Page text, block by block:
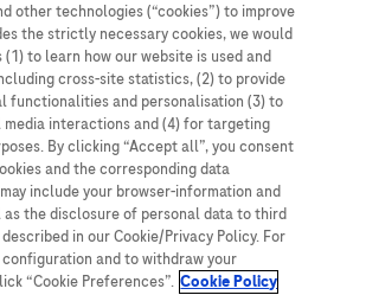
ikke er tilgjengelig eller gyldig i ditt land.
på at vi ikke tar noe ansvar for tilgang til
ikke er i samsvar med noen gyldig juridisk
registrering eller bruk i bostedslandet ditt.
mulighet til å kvalitetssikre andres innlegg, men
upassende innlegg så langt det lar seg gjøre.
innhold på eksterne nettsider som det lenkes til.
fra dette nettstedet for bruk annet sted er ikke
selger plass til annonsører, og slikt
beregnet for å rapportere bivirkninger eller
other technologies (“cookies”) to improve
the strictly necessary cookies, we would
(1) to learn how our website is used and
cross-site statistics, (2) to provide
functionalities and personalisation (3) to
media interactions and (4) for targeting
By clicking “Accept all”, you consent
and the corresponding data
include your browser-information and
as the disclosure of personal data to third
in our Cookie/Privacy Policy. For
and to withdraw your
“Cookie Preferences”. Cookie Policy